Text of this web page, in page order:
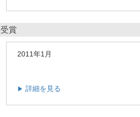
受賞
2011年1月
▶ 詳細を見る